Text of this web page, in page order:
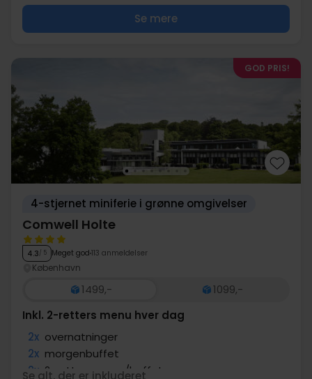
Se mere
GOD PRIS!
4-stjernet miniferie i grønne omgivelser
Comwell Holte
4.3/ 5 Meget god 113 anmeldelser
København
1499,-
1099,-
Inkl. 2-retters menu hver dag
2x overnatninger
2x morgenbuffet
2x 2-retters menu/buffet
Se alt, der er inkluderet